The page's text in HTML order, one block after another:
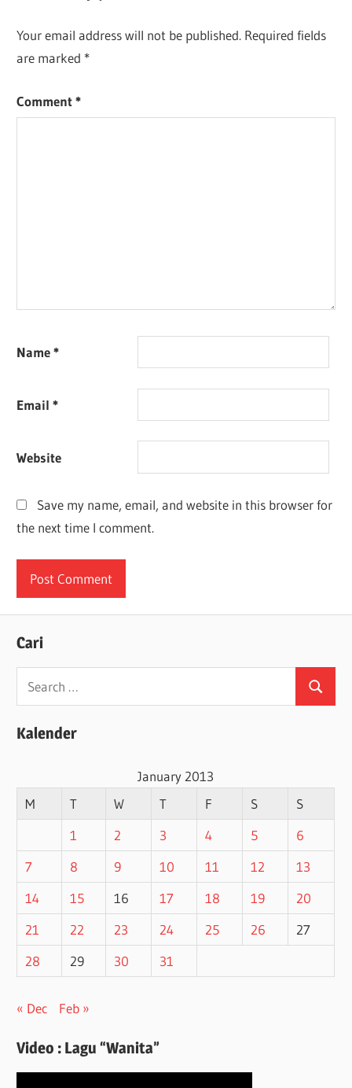
Your email address will not be published. Required fields
are marked *
Comment*
Name*
Email*
Website
Save my name, email, and website in this browser for
the next time I comment.
Cari
Search
for:
Search
Kalender
January 2013
M
T W T F S
S
1
2 3 4 5
6
7
8 9 10 11 12
13
14
15 16 17 18 19
20
21
22 23 24 25 26
27
28
29 30 31
« Dec Feb »
Video : Lagu “Wanita”